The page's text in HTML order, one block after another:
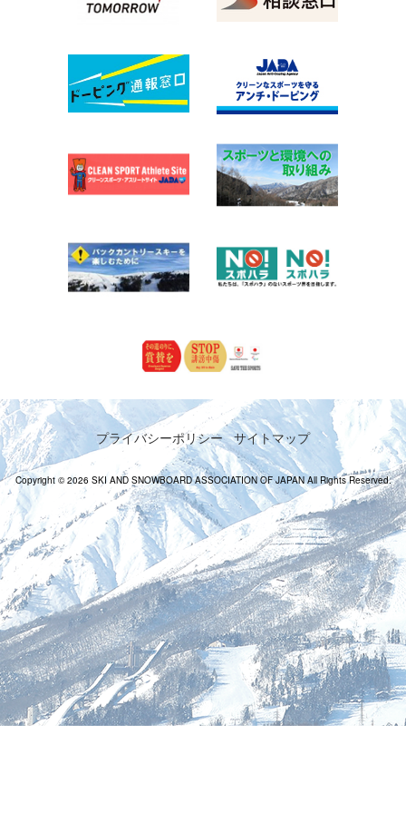
プライバシーポリシー サイトマップ
Copyright © 2026 SKI AND SNOWBOARD ASSOCIATION OF JAPAN All Rights Reserved.